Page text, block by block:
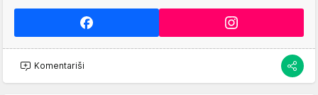
Komentariši